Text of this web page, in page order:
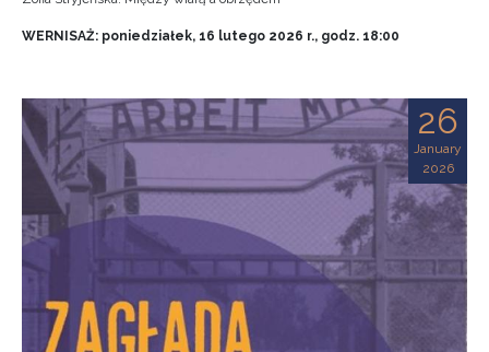
WERNISAŻ: poniedziałek, 16 lutego 2026 r., godz. 18:00
26
January
2026